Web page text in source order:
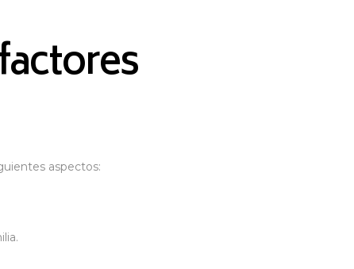
aspectos: